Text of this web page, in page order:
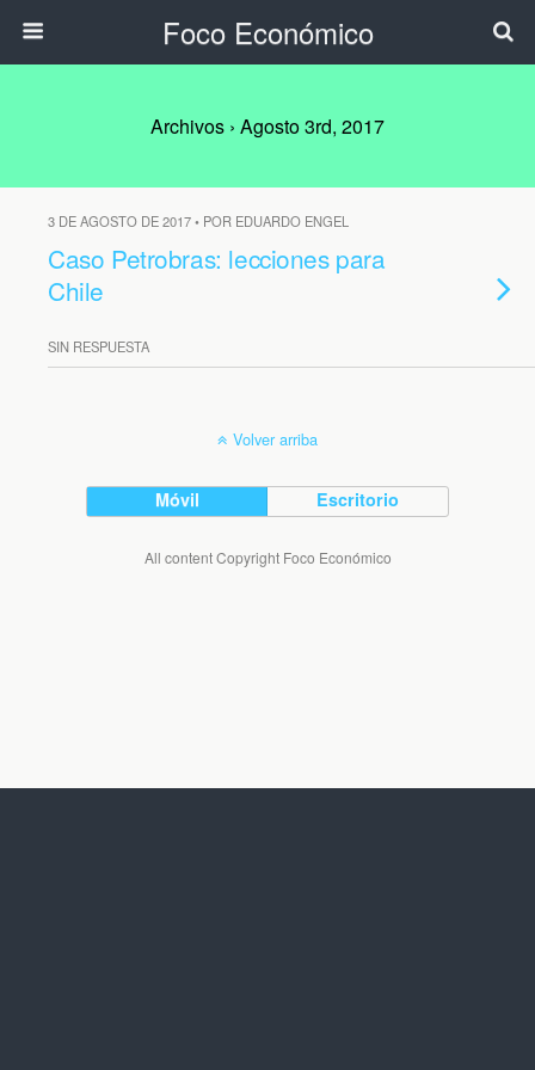
Foco Económico
Archivos › Agosto 3rd, 2017
3 DE AGOSTO DE 2017 • POR EDUARDO ENGEL
Caso Petrobras: lecciones para
Chile
SIN RESPUESTA
Volver arriba
Móvil Escritorio
All content Copyright Foco Económico